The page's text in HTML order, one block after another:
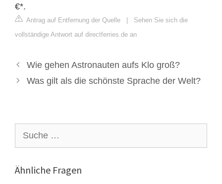
€*.
Antrag auf Entfernung der Quelle | Sehen Sie sich die
vollständige Antwort auf directferries.de an
Wie gehen Astronauten aufs Klo groß?
Was gilt als die schönste Sprache der Welt?
nach:
Ähnliche Fragen